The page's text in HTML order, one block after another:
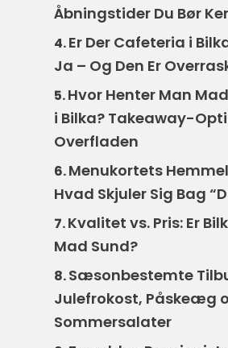
Åbningstider Du Bør
4.Er Der Cafeteria i
Ja – Og Den Er
5.Hvor Henter Man
i Bilka? Takeaway-
Overfladen
6.Menukortets
Hvad Skjuler Sig Bag
7.Kvalitet vs. Pris: Er
Mad Sund?
8.Sæsonbestemte
Julefrokost, Påskeæg
Sommersalater